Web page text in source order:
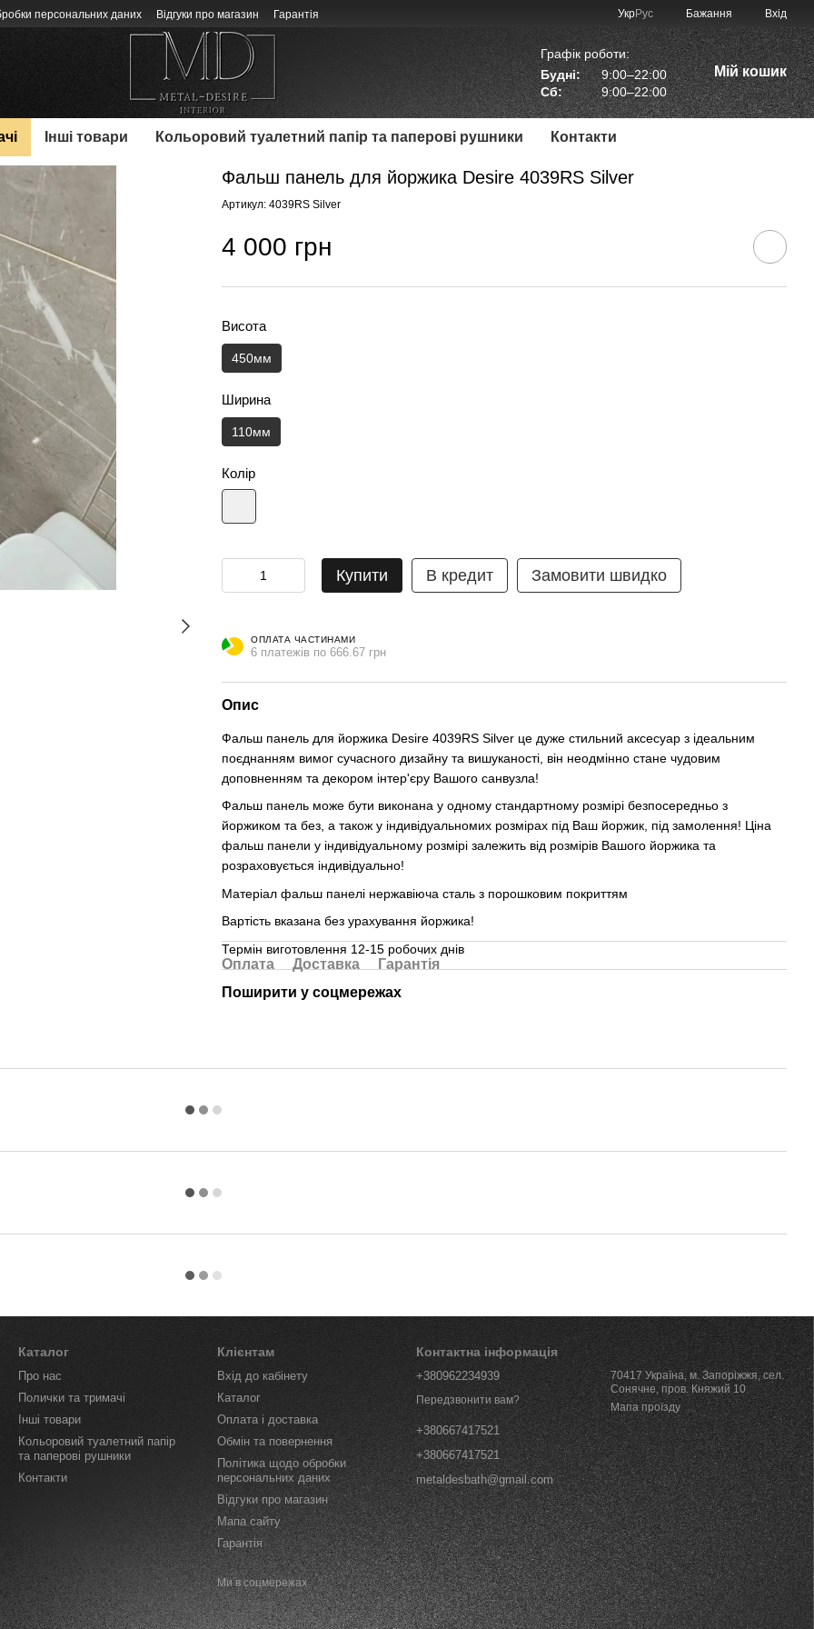
персональних даних Відгуки про магазин Гарантія УкрРус Бажання Вхід
Графік роботи:
Будні:
9:00–22:00
Сб:
9:00–22:00
Мій кошик
Інші товари Кольоровий туалетний папір та паперові рушники Контакти
Фальш панель для йоржика Desire 4039RS Silver
Артикул: 4039RS Silver
4 000 грн
Висота
450мм
Ширина
110мм
Колір
Купити В кредит Замовити швидко
ОПЛАТА ЧАСТИНАМИ
6 платежів по 666.67 грн
Опис
Фальш панель для йоржика Desire 4039RS Silver це дуже стильний аксесуар з ідеальним
поєднанням вимог сучасного дизайну та вишуканості, він неодмінно стане чудовим
доповненням та декором інтер'єру Вашого санвузла!
Фальш панель може бути виконана у одному стандартному розмірі безпосередньо з
йоржиком та без, а також у індивідуальномих розмірах під Ваш йоржик, під замолення! Ціна
фальш панели у індивідуальному розмірі залежить від розмірів Вашого йоржика та
розраховується індивідуально!
Матеріал фальш панелі нержавіюча сталь з порошковим покриттям
Вартість вказана без урахування йоржика!
Термін виготовлення 12-15 робочих днів
Оплата Доставка
Гарантія
Поширити у соцмережах
Каталог
Про нас
Полички та тримачі
Інші товари
Кольоровий туалетний папір
та паперові рушники
Контакти
Клієнтам
Вхід до кабінету
Каталог
Оплата і доставка
Обмін та повернення
Політика щодо обробки
персональних даних
Відгуки про магазин
Мапа сайту
Гарантія
Ми в соцмережах
Контактна інформація
+380962234939
Передзвонити вам?
+380667417521
+380667417521
metaldesbath@gmail.com
70417 Україна, м. Запоріжжя, сел.
Сонячне, пров. Княжий 10
Мапа проїзду